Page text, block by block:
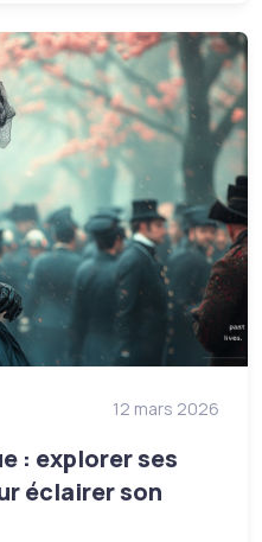
12 mars 2026
: explorer ses
éclairer son